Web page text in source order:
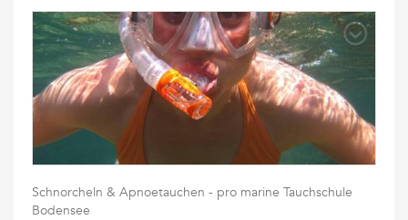
Schnorcheln & Apnoetauchen - pro marine Tauchschule
Bodensee